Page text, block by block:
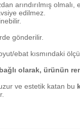
arındırılmış
edilmez.
gönderilir.
ebat kısmındaki
bağlı olarak,
ve estetik katan bu